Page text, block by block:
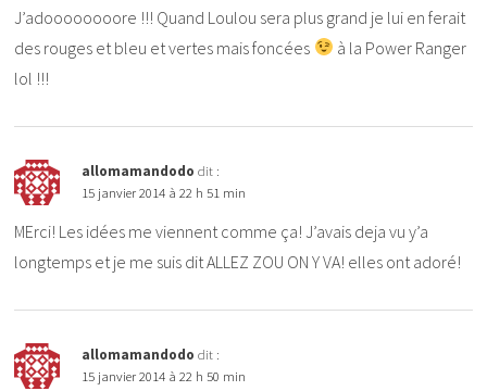
J’adoooooooore !!! Quand Loulou sera plus grand je lui en ferait
des rouges et bleu et vertes mais foncées
à la Power Ranger
lol !!!
allomamandodo dit :
15 janvier 2014 à 22 h 51 min
MErci! Les idées me viennent comme ça! J’avais deja vu y’a
longtemps et je me suis dit ALLEZ ZOU ON Y VA! elles ont adoré!
allomamandodo dit :
15 janvier 2014 à 22 h 50 min